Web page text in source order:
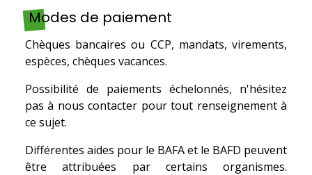
Modes de paiement
Chèques bancaires ou CCP, mandats, virements,
espèces, chèques vacances.
Possibilité de paiements échelonnés, n'hésitez
pas à nous contacter pour tout renseignement à
ce sujet.
Différentes aides pour le BAFA et le BAFD peuvent
être attribuées par certains organismes.